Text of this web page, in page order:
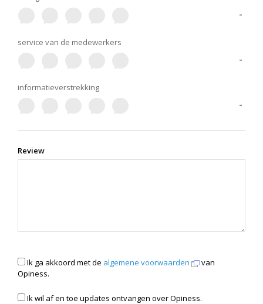
-
service van de medewerkers
-
informatieverstrekking
-
Review
Ik ga akkoord met de algemene voorwaarden
van
Opiness.
Ik wil af en toe updates ontvangen over Opiness.